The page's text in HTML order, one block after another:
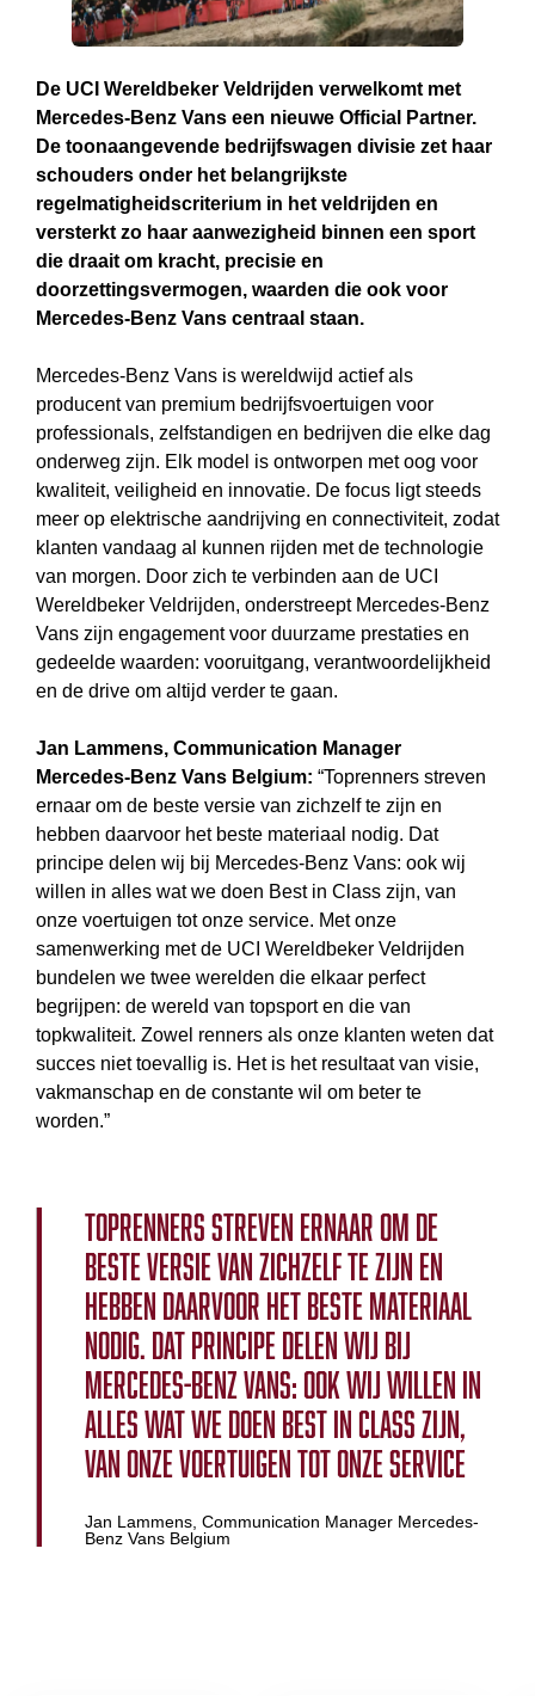
De UCI Wereldbeker Veldrijden verwelkomt met
Mercedes-Benz Vans een nieuwe Official Partner.
De toonaangevende bedrijfswagen divisie zet haar
schouders onder het belangrijkste
regelmatigheidscriterium in het veldrijden en
versterkt zo haar aanwezigheid binnen een sport
die draait om kracht, precisie en
doorzettingsvermogen, waarden die ook voor
Mercedes-Benz Vans centraal staan.
Mercedes-Benz Vans is wereldwijd actief als
producent van premium bedrijfsvoertuigen voor
professionals, zelfstandigen en bedrijven die elke dag
onderweg zijn. Elk model is ontworpen met oog voor
kwaliteit, veiligheid en innovatie. De focus ligt steeds
meer op elektrische aandrijving en connectiviteit, zodat
klanten vandaag al kunnen rijden met de technologie
van morgen. Door zich te verbinden aan de UCI
Wereldbeker Veldrijden, onderstreept Mercedes-Benz
Vans zijn engagement voor duurzame prestaties en
gedeelde waarden: vooruitgang, verantwoordelijkheid
en de drive om altijd verder te gaan.
Jan Lammens, Communication Manager
Mercedes-Benz Vans Belgium: “Toprenners streven
ernaar om de beste versie van zichzelf te zijn en
hebben daarvoor het beste materiaal nodig. Dat
principe delen wij bij Mercedes-Benz Vans: ook wij
willen in alles wat we doen Best in Class zijn, van
onze voertuigen tot onze service. Met onze
samenwerking met de UCI Wereldbeker Veldrijden
bundelen we twee werelden die elkaar perfect
begrijpen: de wereld van topsport en die van
topkwaliteit. Zowel renners als onze klanten weten dat
succes niet toevallig is. Het is het resultaat van visie,
vakmanschap en de constante wil om beter te
worden.”
Toprenners streven ernaar om de
beste versie van zichzelf te zijn en
hebben daarvoor het beste materiaal
nodig. Dat principe delen wij bij
Mercedes-Benz Vans: ook wij willen in
alles wat we doen Best in Class zijn,
van onze voertuigen tot onze service
Jan Lammens, Communication Manager Mercedes-
Benz Vans Belgium